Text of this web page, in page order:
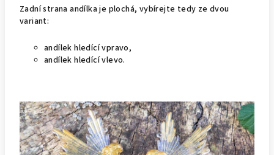
Zadní strana andílka je plochá, vybírejte tedy ze dvou
variant:
andílek hledící vpravo,
andílek hledící vlevo.